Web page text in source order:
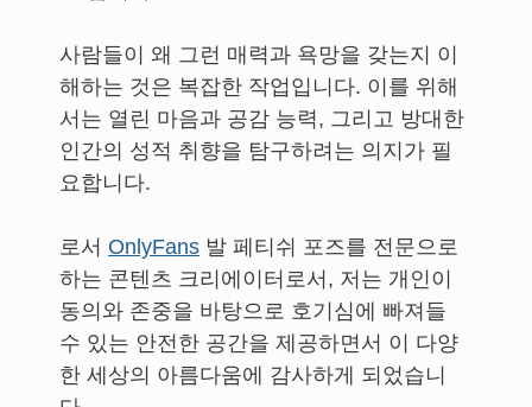
사람들이 왜 그런 매력과 욕망을 갖는지 이
해하는 것은 복잡한 작업입니다. 이를 위해
서는 열린 마음과 공감 능력, 그리고 방대한
인간의 성적 취향을 탐구하려는 의지가 필
요합니다.
로서 OnlyFans 발 페티쉬 포즈를 전문으로
하는 콘텐츠 크리에이터로서, 저는 개인이
동의와 존중을 바탕으로 호기심에 빠져들
수 있는 안전한 공간을 제공하면서 이 다양
한 세상의 아름다움에 감사하게 되었습니